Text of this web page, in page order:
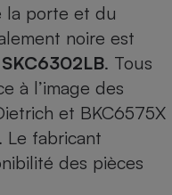
la porte et du
noire est
SKC6302LB. Tous
à l’image des
et BKC6575X
Le fabricant
des pièces